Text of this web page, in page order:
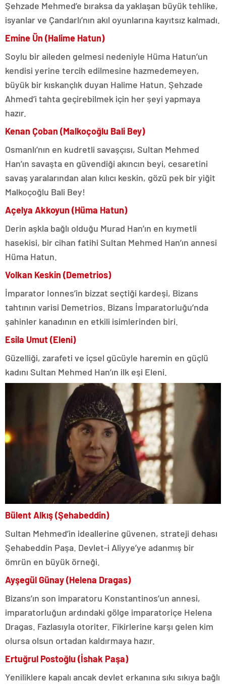
Şehzade Mehmed’e bıraksa da yaklaşan büyük tehlike,
isyanlar ve Çandarlı’nın akıl oyunlarına kayıtsız kalmadı.
Emine Ün (Halime Hatun)
Soylu bir aileden gelmesi nedeniyle Hüma Hatun’un
kendisi yerine tercih edilmesine hazmedemeyen,
büyük bir kıskançlık duyan Halime Hatun. Şehzade
Ahmed’i tahta geçirebilmek için her şeyi yapmaya
hazır.
Kenan Çoban (Malkoçoğlu Bali Bey)
Osmanlı’nın en kudretli savaşçısı, Sultan Mehmed
Han’ın savaşta en güvendiği akıncın beyi, cesaretini
savaş yaralarından alan kılıcı keskin, gözü pek bir yiğit
Malkoçoğlu Bali Bey!
Açelya Akkoyun (Hüma Hatun)
Derin aşkla bağlı olduğu Murad Han’ın en kıymetli
hasekisi, bir cihan fatihi Sultan Mehmed Han’ın annesi
Hüma Hatun.
Volkan Keskin (Demetrios)
İmparator Ionnes’in bizzat seçtiği kardeşi, Bizans
tahtının varisi Demetrios. Bizans İmparatorluğu’nda
şahinler kanadının en etkili isimlerinden biri.
Esila Umut (Eleni)
Güzelliği, zarafeti ve içsel gücüyle haremin en güçlü
kadını Sultan Mehmed Han’ın ilk eşi Eleni.
Bülent Alkış (Şehabeddin)
Sultan Mehmed’in ideallerine güvenen, strateji dehası
Şehabeddin Paşa. Devlet-i Aliyye’ye adanmış bir
ömrün en büyük örneği.
Ayşegül Günay (Helena Dragas)
Bizans’ın son imparatoru Konstantinos’un annesi,
imparatorluğun ardındaki gölge imparatoriçe Helena
Dragas. Fazlasıyla otoriter. Fikirlerine karşı gelen kim
olursa olsun ortadan kaldırmaya hazır.
Ertuğrul Postoğlu (İshak Paşa)
Yeniliklere kapalı ancak devlet erkanına sıkı sıkıya bağlı